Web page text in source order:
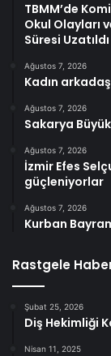
TBMM’de
Okul Olayları
Süresi Uzatıldı
Ağustos 7, 2026
Kadın
Ağustos 7, 2026
Sakarya
Ağustos 7, 2026
İzmir Efes
güçleniyorlar
Ağustos 7, 2026
Kurban
Rastgele
Şubat 25, 2026
Diş Hekimliği
Nisan 11, 2025